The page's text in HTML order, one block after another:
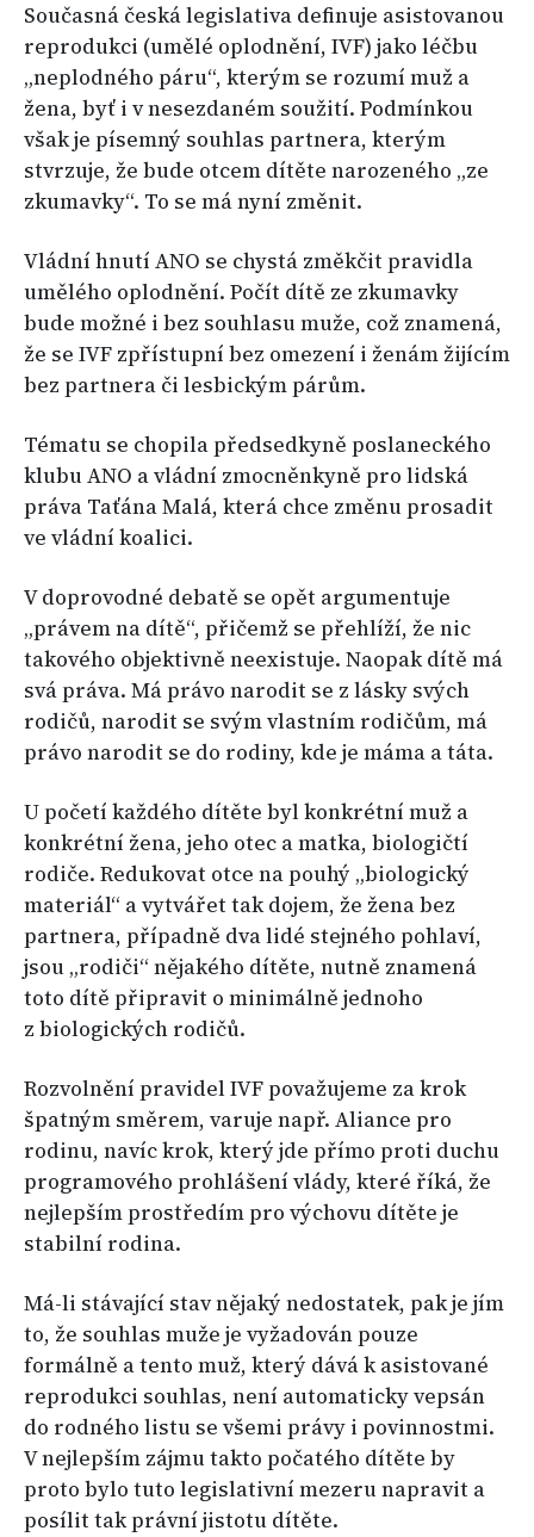
Současná česká legislativa definuje asistovanou
reprodukci (umělé oplodnění, IVF) jako léčbu
„neplodného páru“, kterým se rozumí muž a
žena, byť i v nesezdaném soužití. Podmínkou
však je písemný souhlas partnera, kterým
stvrzuje, že bude otcem dítěte narozeného „ze
zkumavky“. To se má nyní změnit.
Vládní hnutí ANO se chystá změkčit pravidla
umělého oplodnění. Počít dítě ze zkumavky
bude možné i bez souhlasu muže, což znamená,
že se IVF zpřístupní bez omezení i ženám žijícím
bez partnera či lesbickým párům.
Tématu se chopila předsedkyně poslaneckého
klubu ANO a vládní zmocněnkyně pro lidská
práva Taťána Malá, která chce změnu prosadit
ve vládní koalici.
V doprovodné debatě se opět argumentuje
„právem na dítě“, přičemž se přehlíží, že nic
takového objektivně neexistuje. Naopak dítě má
svá práva. Má právo narodit se z lásky svých
rodičů, narodit se svým vlastním rodičům, má
právo narodit se do rodiny, kde je máma a táta.
U početí každého dítěte byl konkrétní muž a
konkrétní žena, jeho otec a matka, biologičtí
rodiče. Redukovat otce na pouhý „biologický
materiál“ a vytvářet tak dojem, že žena bez
partnera, případně dva lidé stejného pohlaví,
jsou „rodiči“ nějakého dítěte, nutně znamená
toto dítě připravit o minimálně jednoho
z biologických rodičů.
Rozvolnění pravidel IVF považujeme za krok
špatným směrem, varuje např. Aliance pro
rodinu, navíc krok, který jde přímo proti duchu
programového prohlášení vlády, které říká, že
nejlepším prostředím pro výchovu dítěte je
stabilní rodina.
Má-li stávající stav nějaký nedostatek, pak je jím
to, že souhlas muže je vyžadován pouze
formálně a tento muž, který dává k asistované
reprodukci souhlas, není automaticky vepsán
do rodného listu se všemi právy i povinnostmi.
V nejlepším zájmu takto počatého dítěte by
proto bylo tuto legislativní mezeru napravit a
posílit tak právní jistotu dítěte.